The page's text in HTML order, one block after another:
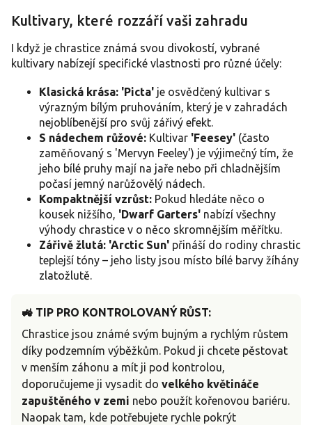
p
s
u
Kultivary, které rozzáří vaši zahradu
I když je chrastice známá svou divokostí, vybrané
kultivary nabízejí specifické vlastnosti pro různé účely:
Klasická krása: 'Picta' je osvědčený kultivar s
výrazným bílým pruhováním, který je v zahradách
nejoblíbenější pro svůj zářivý efekt.
S nádechem růžové: Kultivar 'Feesey' (často
zaměňovaný s 'Mervyn Feeley') je výjimečný tím, že
jeho bílé pruhy mají na jaře nebo při chladnějším
počasí jemný narůžovělý nádech.
Kompaktnější vzrůst: Pokud hledáte něco o
kousek nižšího, 'Dwarf Garters' nabízí všechny
výhody chrastice v o něco skromnějším měřítku.
Zářivě žlutá: 'Arctic Sun' přináší do rodiny chrastic
teplejší tóny – jeho listy jsou místo bílé barvy žíhány
zlatožlutě.
🚜 TIP PRO KONTROLOVANÝ RŮST:
Chrastice jsou známé svým bujným a rychlým růstem
díky podzemním výběžkům. Pokud ji chcete pěstovat
v menším záhonu a mít ji pod kontrolou,
doporučujeme ji vysadit do velkého květináče
zapuštěného v zemi nebo použít kořenovou bariéru.
Naopak tam, kde potřebujete rychle pokrýt